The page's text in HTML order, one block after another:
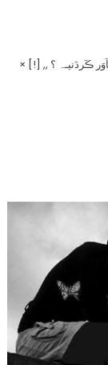
ڪَردَنیـہ ؟ ,, [!] ×